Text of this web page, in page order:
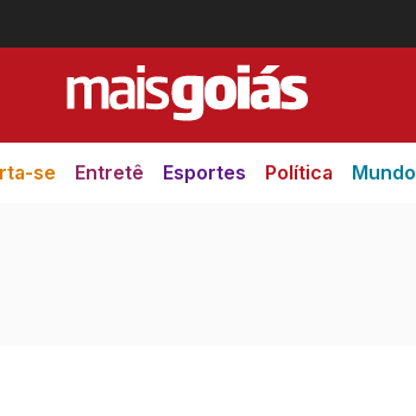
se Entretê Esportes Política Mundo